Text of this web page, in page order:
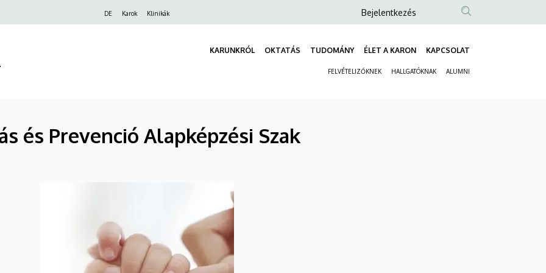
DE Karok Klinikák
Anonim
fiók
menüje
Bejelentkezés
KARUNKRÓL OKTATÁS TUDOMÁNY ÉLET A KARON KAPCSOLAT
FELVÉTELIZŐKNEK HALLGATÓKNAK ALUMNI
és Prevenció Alapképzési Szak